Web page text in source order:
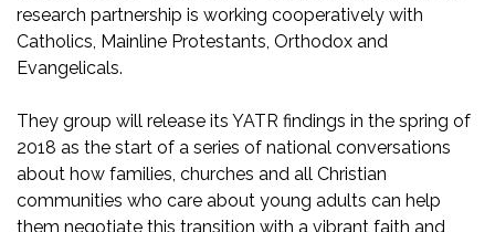
research partnership is working cooperatively with
Catholics, Mainline Protestants, Orthodox and
Evangelicals.
They group will release its YATR findings in the spring of
2018 as the start of a series of national conversations
about how families, churches and all Christian
communities who care about young adults can help
them negotiate this transition with a vibrant faith and